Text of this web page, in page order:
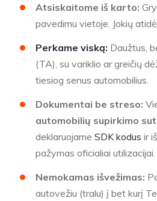
Atsiskaitome iš karto:
pavedimu vietoje. Jokių
Perkame viską: Daužtus,
(TA), su variklio ar greičių
tiesiog senus automobilius.
Dokumentai be streso:
automobilių supirkimo
deklaruojame SDK kodus ir
pažymas oficialiai utilizacijai.
Nemokamas išvežimas:
autovežiu (tralu) į bet kurį